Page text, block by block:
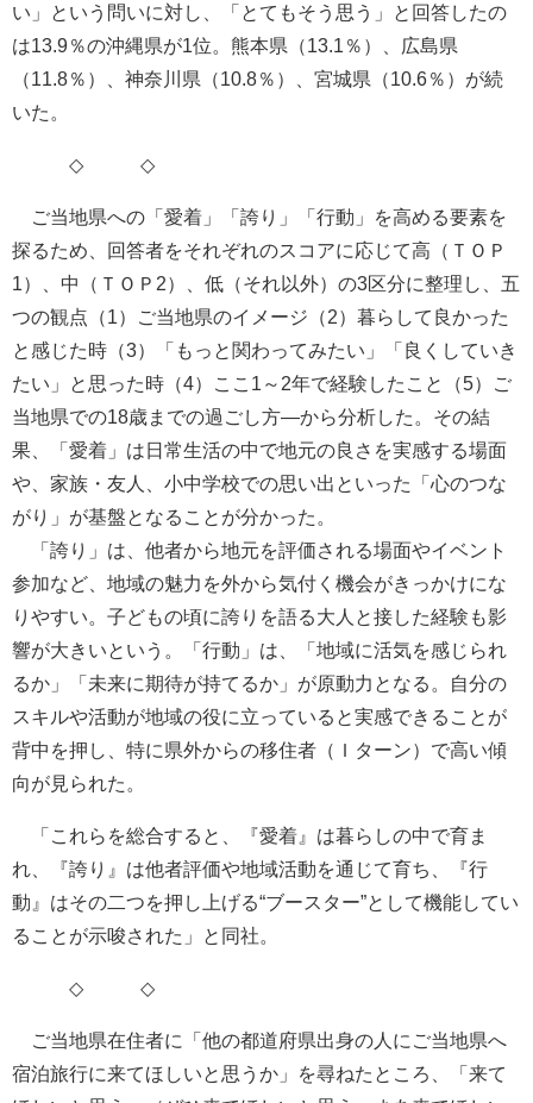
い」という問いに対し、「とてもそう思う」と回答したの
は13.9％の沖縄県が1位。熊本県（13.1％）、広島県
（11.8％）、神奈川県（10.8％）、宮城県（10.6％）が続
いた。
◇ ◇
ご当地県への「愛着」「誇り」「行動」を高める要素を
探るため、回答者をそれぞれのスコアに応じて高（ＴＯＰ
1）、中（ＴＯＰ2）、低（それ以外）の3区分に整理し、五
つの観点（1）ご当地県のイメージ（2）暮らして良かった
と感じた時（3）「もっと関わってみたい」「良くしていき
たい」と思った時（4）ここ1～2年で経験したこと（5）ご
当地県での18歳までの過ごし方―から分析した。その結
果、「愛着」は日常生活の中で地元の良さを実感する場面
や、家族・友人、小中学校での思い出といった「心のつな
がり」が基盤となることが分かった。
「誇り」は、他者から地元を評価される場面やイベント
参加など、地域の魅力を外から気付く機会がきっかけにな
りやすい。子どもの頃に誇りを語る大人と接した経験も影
響が大きいという。「行動」は、「地域に活気を感じられ
るか」「未来に期待が持てるか」が原動力となる。自分の
スキルや活動が地域の役に立っていると実感できることが
背中を押し、特に県外からの移住者（Ｉターン）で高い傾
向が見られた。
「これらを総合すると、『愛着』は暮らしの中で育ま
れ、『誇り』は他者評価や地域活動を通じて育ち、『行
動』はその二つを押し上げる“ブースター”として機能してい
ることが示唆された」と同社。
◇ ◇
ご当地県在住者に「他の都道府県出身の人にご当地県へ
宿泊旅行に来てほしいと思うか」を尋ねたところ、「来て